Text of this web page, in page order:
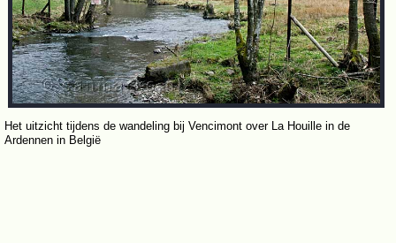
Het uitzicht tijdens de wandeling bij Vencimont over La Houille in de
Ardennen in België